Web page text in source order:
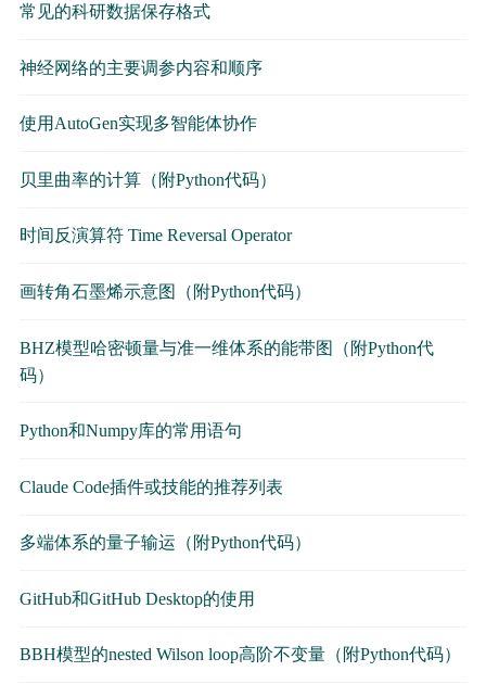
常见的科研数据保存格式
神经网络的主要调参内容和顺序
使用AutoGen实现多智能体协作
贝里曲率的计算（附Python代码）
时间反演算符 Time Reversal Operator
画转角石墨烯示意图（附Python代码）
BHZ模型哈密顿量与准一维体系的能带图（附Python代
码）
Python和Numpy库的常用语句
Claude Code插件或技能的推荐列表
多端体系的量子输运（附Python代码）
GitHub和GitHub Desktop的使用
BBH模型的nested Wilson loop高阶不变量（附Python代码）